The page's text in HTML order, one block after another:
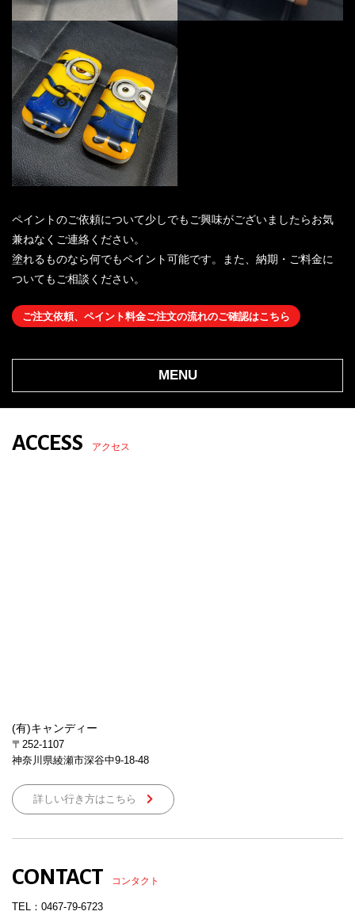
MENU
ペイントのご依頼について少しでもご興味がございましたらお気
兼ねなくご連絡ください。
塗れるものなら何でもペイント可能です。また、納期・ご料金に
ついてもご相談ください。
ご注文依頼、ペイント料金ご注文の流れのご確認はこちら
ACCESS アクセス
(有)キャンディー
〒252-1107
神奈川県綾瀬市深谷中9-18-48
詳しい行き方はこちら
CONTACT コンタクト
TEL： 0467-79-6723